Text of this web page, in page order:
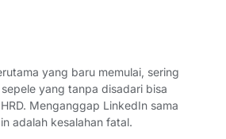
yang baru memulai, sering
yang tanpa disadari bisa
Menganggap LinkedIn sama
adalah kesalahan fatal.